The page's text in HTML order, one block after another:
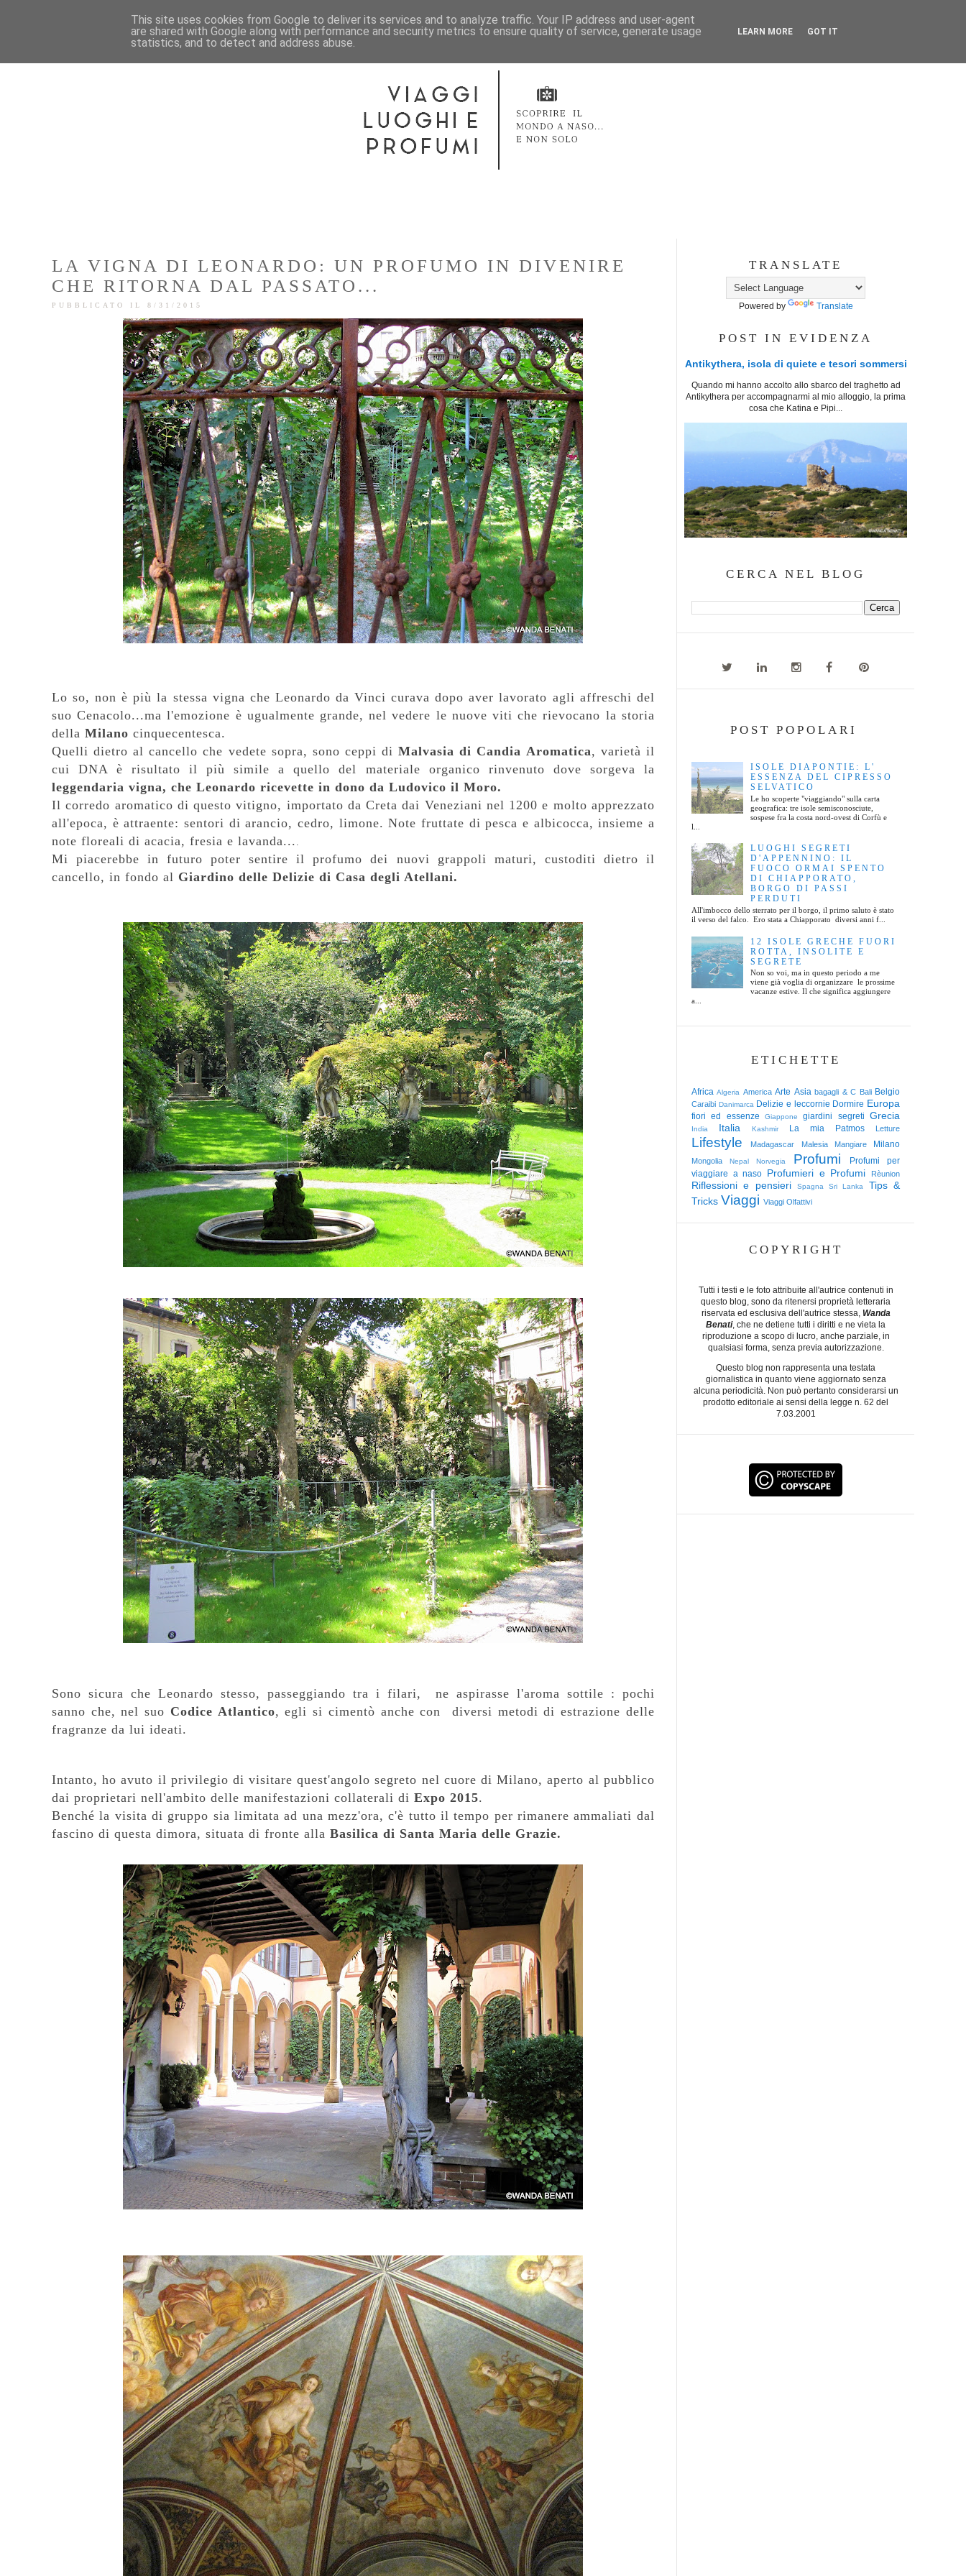
LA VIGNA DI LEONARDO: UN PROFUMO IN DIVENIRE
CHE RITORNA DAL PASSATO...
PUBBLICATO IL 8/31/2015
Lo so, non è più la stessa vigna che Leonardo da Vinci curava dopo aver lavorato agli affreschi del
suo Cenacolo...ma l'emozione è ugualmente grande, nel vedere le nuove viti che rievocano la storia
della Milano cinquecentesca.
Quelli dietro al cancello che vedete sopra, sono ceppi diMalvasia di Candia Aromatica, varietà il
cui DNA è risultato il più simile a quello del materiale organico rinvenuto dove sorgeva la
leggendaria vigna, che Leonardo ricevette in dono da Ludovico il Moro.
Il corredo aromatico di questo vitigno, importato da Creta dai Veneziani nel 1200 e molto apprezzato
all'epoca, è attraente: sentori di arancio, cedro, limone. Note fruttate di pesca e albicocca, insieme a
note floreali di acacia, fresia e lavanda...
Mi piacerebbe in futuro poter sentire il profumo dei nuovi grappoli maturi, custoditi dietro il
cancello, in fondo al Giardino delle Delizie di Casa degli Atellani.
Sono sicura che Leonardo stesso, passeggiando tra i filari, ne aspirasse l'aroma sottile : pochi
sanno che, nel suo Codice Atlantico, egli si cimentò anche con diversi metodi di estrazione delle
fragranze da lui ideati.
Intanto, ho avuto il privilegio di visitare quest'angolo segreto nel cuore di Milano, aperto al pubblico
dai proprietari nell'ambito delle manifestazioni collaterali di Expo 2015.
Benché la visita di gruppo sia limitata ad una mezz'ora, c'è tutto il tempo per rimanere ammaliati dal
fascino di questa dimora, situata di fronte alla Basilica di Santa Maria delle Grazie.
TRANSLATE
Powered by Translate
POST IN EVIDENZA
Antikythera, isola di quiete e tesori sommersi
Quando mi hanno accolto allo sbarco del traghetto ad
Antikythera per accompagnarmi al mio alloggio, la prima
cosa che Katina e Pipi...
CERCA NEL BLOG
POST POPOLARI
ISOLE DIAPONTIE: L'
ESSENZA DEL CIPRESSO
SELVATICO
Le ho scoperte "viaggiando" sulla carta
geografica: tre isole semisconosciute,
sospese fra la costa nord-ovest di Corfù e
l...
LUOGHI SEGRETI
D'APPENNINO: IL
FUOCO ORMAI SPENTO
DI CHIAPPORATO,
BORGO DI PASSI
PERDUTI
All'imbocco dello sterrato per il borgo, il primo saluto è stato
il verso del falco. Ero stata a Chiapporato diversi anni f...
12 ISOLE GRECHE FUORI
ROTTA, INSOLITE E
SEGRETE
Non so voi, ma in questo periodo a me
viene già voglia di organizzare le prossime
vacanze estive. Il che significa aggiungere
a...
ETICHETTE
Africa Algeria America Arte Asia bagagli & C Bali Belgio
Caraibi Danimarca Delizie e leccornie Dormire Europa
fiori ed essenze Giappone giardini segreti Grecia
India Italia Kashmir La mia Patmos Letture
Lifestyle Madagascar Malesia Mangiare Milano
Mongolia Nepal Norvegia Profumi
Profumi per
viaggiare a naso Profumieri e Profumi Rèunion
Riflessioni e pensieri Spagna Sri Lanka
Tips &
Tricks Viaggi Viaggi Olfattivi
COPYRIGHT
Tutti i testi e le foto attribuite all'autrice contenuti in
questo blog, sono da ritenersi proprietà letteraria
riservata ed esclusiva dell'autrice stessa, Wanda
Benati, che ne detiene tutti i diritti e ne vieta la
riproduzione a scopo di lucro, anche parziale, in
qualsiasi forma, senza previa autorizzazione.
Questo blog non rappresenta una testata
giornalistica in quanto viene aggiornato senza
alcuna periodicità. Non può pertanto considerarsi un
prodotto editoriale ai sensi della legge n. 62 del
7.03.2001
This site uses cookies from Google to deliver its services and to analyze traffic. Your IP address and user-agent
are shared with Google along with performance and security metrics to ensure quality of service, generate usage
statistics, and to detect and address abuse.
LEARN MORE GOT IT